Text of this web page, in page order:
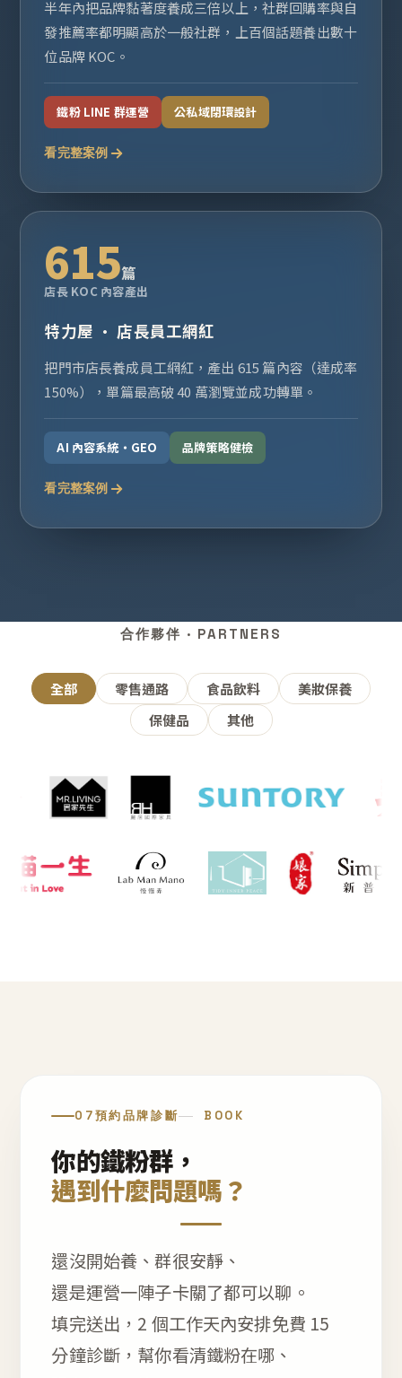
半年內把品牌黏著度養成三倍以上，社群回購率與自
發推薦率都明顯高於一般社群，上百個話題養出數十
位品牌 KOC。
鐵粉 LINE 群運營 公私域閉環設計
看完整案例
615篇
店長 KOC 內容產出
特力屋 · 店長員工網紅
把門市店長養成員工網紅，產出 615 篇內容（達成率
150%），單篇最高破 40 萬瀏覽並成功轉單。
AI 內容系統・GEO 品牌策略健檢
看完整案例
合作夥伴 · PARTNERS
全部 零售通路 食品飲料
美妝保養
保健品
其他
07預約品牌診斷 BOOK
你的鐵粉群，
遇到什麼問題嗎？
還沒開始養、群很安靜、
還是運營一陣子卡關了都可以聊。
填完送出，2 個工作天內安排免費 15
分鐘診斷，幫你看清鐵粉在哪、